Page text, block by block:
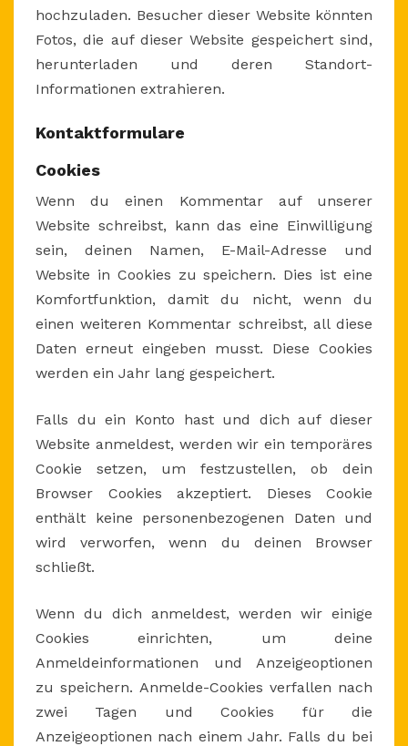
hochzuladen. Besucher dieser Website könnten
Fotos, die auf dieser Website gespeichert sind,
herunterladen und deren Standort-
Informationen extrahieren.
Kontaktformulare
Cookies
Wenn du einen Kommentar auf unserer
Website schreibst, kann das eine Einwilligung
sein, deinen Namen, E-Mail-Adresse und
Website in Cookies zu speichern. Dies ist eine
Komfortfunktion, damit du nicht, wenn du
einen weiteren Kommentar schreibst, all diese
Daten erneut eingeben musst. Diese Cookies
werden ein Jahr lang gespeichert.
Falls du ein Konto hast und dich auf dieser
Website anmeldest, werden wir ein temporäres
Cookie setzen, um festzustellen, ob dein
Browser Cookies akzeptiert. Dieses Cookie
enthält keine personenbezogenen Daten und
wird verworfen, wenn du deinen Browser
schließt.
Wenn du dich anmeldest, werden wir einige
Cookies einrichten, um deine
Anmeldeinformationen und Anzeigeoptionen
zu speichern. Anmelde-Cookies verfallen nach
zwei Tagen und Cookies für die
Anzeigeoptionen nach einem Jahr. Falls du bei